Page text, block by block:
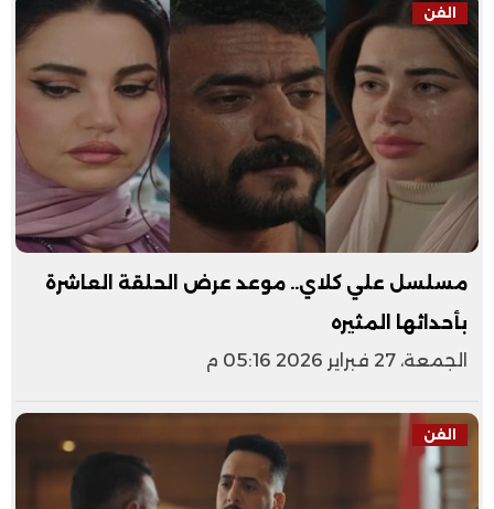
الفن
مسلسل علي كلاي.. موعد عرض الحلقة العاشرة
بأحداثها المثيره
الجمعة، 27 فبراير 2026 05:16 م
الفن